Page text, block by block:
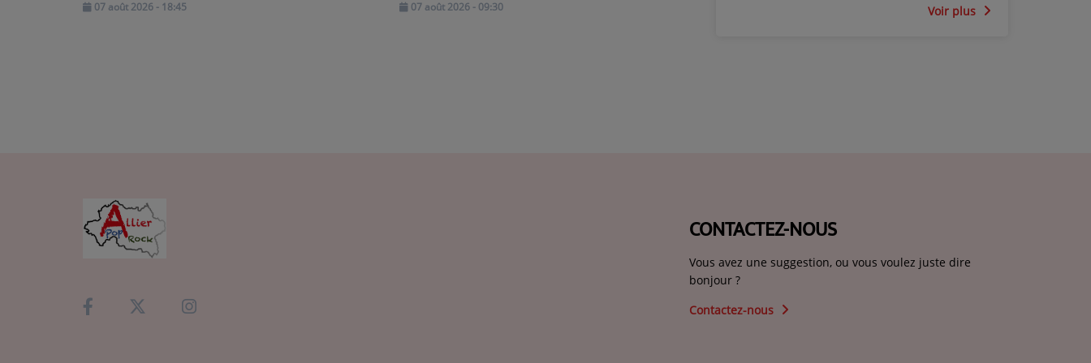
07 août 2026 - 18:45 07 août 2026 - 09:30
Voir plus
CONTACTEZ-NOUS
Vous avez une suggestion, ou vous voulez juste dire
bonjour ?
Contactez-nous